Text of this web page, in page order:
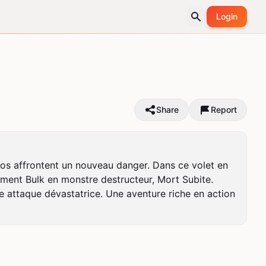
Login
Share Report
affrontent un nouveau danger. Dans ce volet en
Bulk en monstre destructeur, Mort Subite.
dévastatrice. Une aventure riche en action